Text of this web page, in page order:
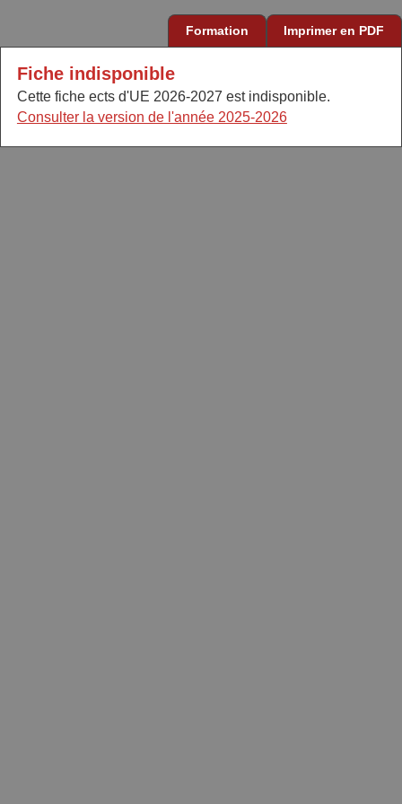
Formation Imprimer en PDF
Fiche indisponible
Cette fiche ects d'UE 2026-2027 est indisponible.
Consulter la version de l'année 2025-2026